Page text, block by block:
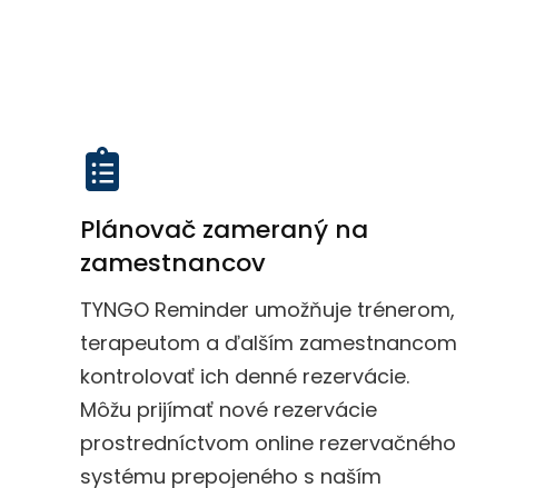
Plánovač zameraný na
zamestnancov
TYNGO Reminder umožňuje trénerom,
terapeutom a ďalším zamestnancom
kontrolovať ich denné rezervácie.
Môžu prijímať nové rezervácie
prostredníctvom online rezervačného
systému prepojeného s naším